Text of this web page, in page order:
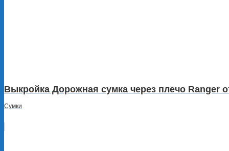
Выкройка Дорожная сумка через плечо Ranger
Сумки